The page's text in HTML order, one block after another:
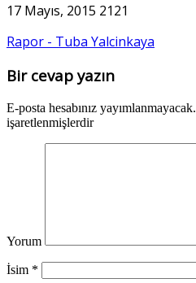
17 Mayıs, 2015 2121
Rapor - Tuba Yalcinkaya
Bir cevap yazın
E-posta hesabınız yayımlanmayacak.
işaretlenmişlerdir
Yorum
İsim *